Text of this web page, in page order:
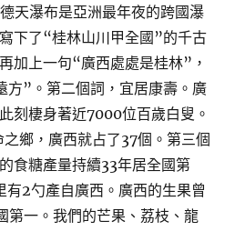
天瀑布是亞洲最年夜的跨國瀑
下了“桂林山川甲全國”的千古
加上一句“廣西處處是桂林”，
方”。第二個詞，宜居康壽。廣
刻棲身著近7000位百歲白叟。
鄉，廣西就占了37個。第三個
食糖產量持續33年居全國第
有2勺產自廣西。廣西的生果曾
第一。我們的芒果、荔枝、龍